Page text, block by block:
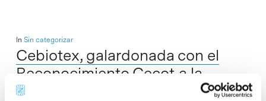
In Sin categorizar
Cebiotex, galardonada con el
Reconocimiento Cecot a la
Innovación 2018